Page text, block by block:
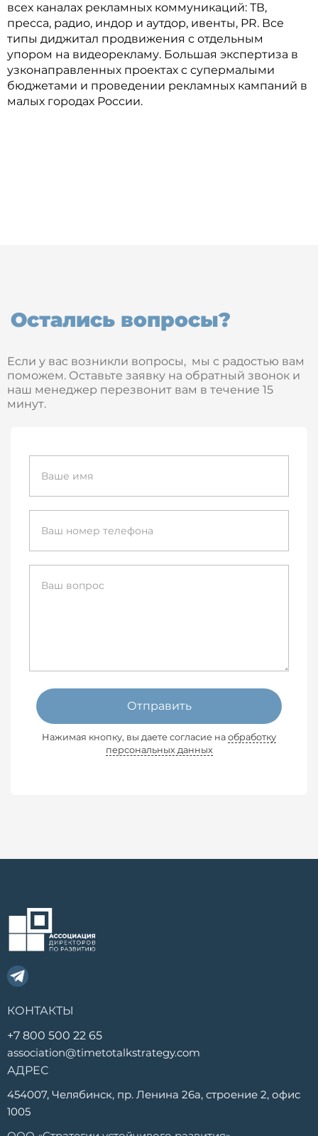
всех каналах рекламных коммуникаций: ТВ,
пресса, радио, индор и аутдор, ивенты, PR. Все
типы диджитал продвижения с отдельным
упором на видеорекламу. Большая экспертиза в
узконаправленных проектах с супермалыми
бюджетами и проведении рекламных кампаний в
малых городах России.
Остались вопросы?
Если у вас возникли вопросы, мы с радостью вам
поможем. Оставьте заявку на обратный звонок и
наш менеджер перезвонит вам в течение 15
минут.
Отправить
Нажимая кнопку, вы даете согласие на обработку
персональных данных
КОНТАКТЫ
+7 800 500 22 65
association@timetotalkstrategy.com
АДРЕС
454007, Челябинск, пр. Ленина 26а, строение 2, офис
1005